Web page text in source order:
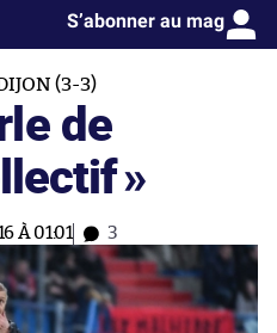
S’abonner au mag
(3-3)
de
»
À 01:01 3